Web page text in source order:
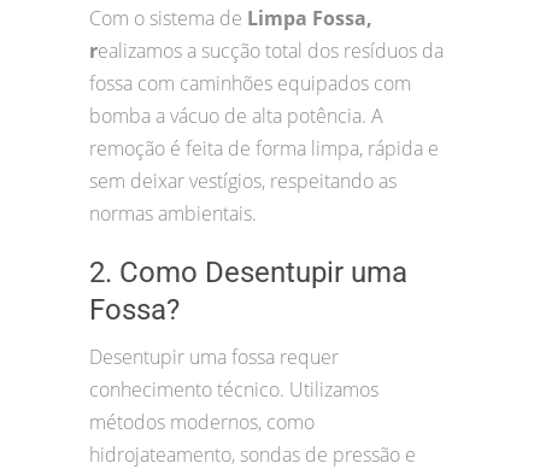
Com o sistema de Limpa Fossa,
realizamos a sucção total dos resíduos da
fossa com caminhões equipados com
bomba a vácuo de alta potência. A
remoção é feita de forma limpa, rápida e
sem deixar vestígios, respeitando as
normas ambientais.
2. Como Desentupir uma
Fossa?
Desentupir uma fossa requer
conhecimento técnico. Utilizamos
métodos modernos, como
hidrojateamento, sondas de pressão e